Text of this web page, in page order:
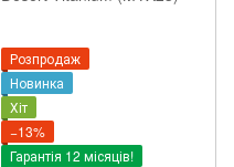
Розпродаж
Новинка
Хіт
−13%
Гарантія 12 місяців!